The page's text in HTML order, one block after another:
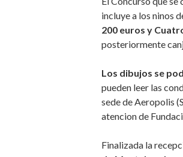
incluye a los ninos
200 euros y
posteriormente
Los dibujos se
pueden leer las
sede de Aeropolis
atencion de
Finalizada la